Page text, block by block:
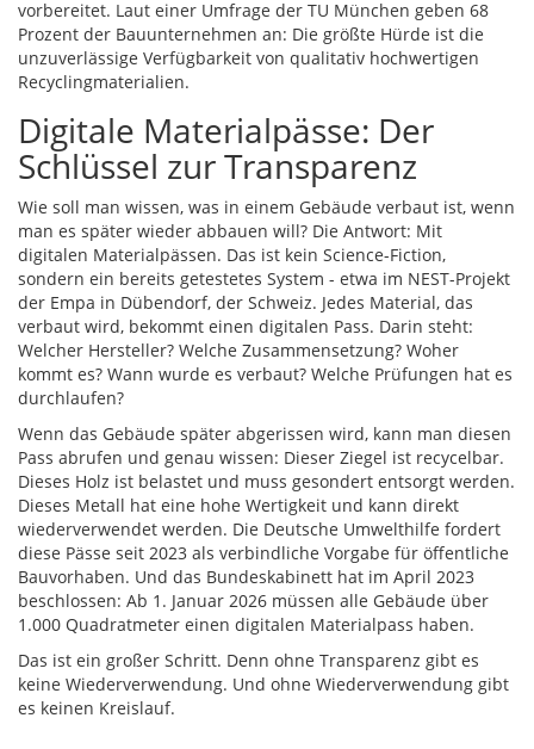
vorbereitet. Laut einer Umfrage der TU München geben 68
Prozent der Bauunternehmen an: Die größte Hürde ist die
unzuverlässige Verfügbarkeit von qualitativ hochwertigen
Recyclingmaterialien.
Digitale Materialpässe: Der
Schlüssel zur Transparenz
Wie soll man wissen, was in einem Gebäude verbaut ist, wenn
man es später wieder abbauen will? Die Antwort: Mit
digitalen Materialpässen. Das ist kein Science-Fiction,
sondern ein bereits getestetes System - etwa im NEST-Projekt
der Empa in Dübendorf, der Schweiz. Jedes Material, das
verbaut wird, bekommt einen digitalen Pass. Darin steht:
Welcher Hersteller? Welche Zusammensetzung? Woher
kommt es? Wann wurde es verbaut? Welche Prüfungen hat es
durchlaufen?
Wenn das Gebäude später abgerissen wird, kann man diesen
Pass abrufen und genau wissen: Dieser Ziegel ist recycelbar.
Dieses Holz ist belastet und muss gesondert entsorgt werden.
Dieses Metall hat eine hohe Wertigkeit und kann direkt
wiederverwendet werden. Die Deutsche Umwelthilfe fordert
diese Pässe seit 2023 als verbindliche Vorgabe für öffentliche
Bauvorhaben. Und das Bundeskabinett hat im April 2023
beschlossen: Ab 1. Januar 2026 müssen alle Gebäude über
1.000 Quadratmeter einen digitalen Materialpass haben.
Das ist ein großer Schritt. Denn ohne Transparenz gibt es
keine Wiederverwendung. Und ohne Wiederverwendung gibt
es keinen Kreislauf.